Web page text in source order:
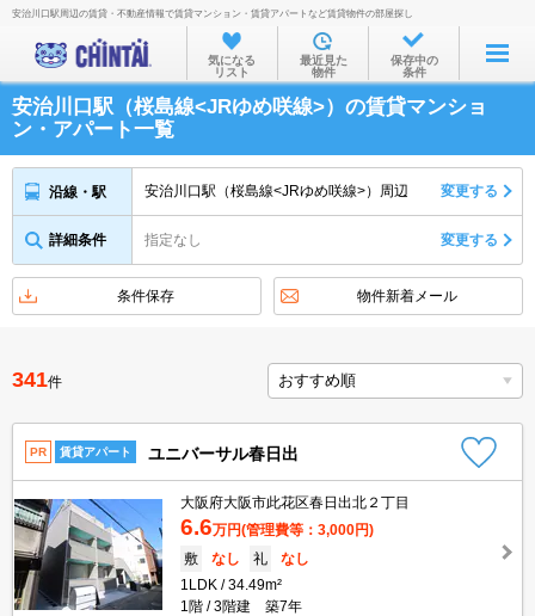
お部屋を探す
沿線・駅から
住所から
家賃相場から
不動産会社から
安治川口駅周辺の賃貸・不動産情報で賃貸マンション・賃貸アパートなど賃貸物件の部屋探し
気になる
リスト
最近見た
物件
保存中の
条件
安治川口駅（桜島線<JRゆめ咲線>）の賃貸マンショ
ン・アパート一覧
沿線・駅 安治川口駅（桜島線<JRゆめ咲線>）周辺 変更する
詳細条件 指定なし 変更する
条件保存 物件新着メール
341件
PR 賃貸アパート ユニバーサル春日出
大阪府大阪市此花区春日出北２丁目
6.6万円(管理費等：3,000円)
敷
なし 礼
なし
1LDK
34.49m²
1階
3階建 築7年